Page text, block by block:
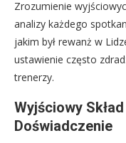
Zrozumienie
analizy każdego
jakim był rewanż w
ustawienie często
trenerzy.
Wyjściowy
Doświadczenie